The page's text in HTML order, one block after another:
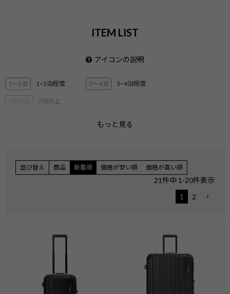
ITEM LIST
アイコンの説明
1〜2泊 1~2泊程度 3〜4泊 3~4泊程度
5泊以上
3Way キャリーオン機能
ショルダー
機内持ち込みサイズ
もっと見る
並び替え 商品 新着順 価格が安い順 価格が高い順
21件中 1 -20件表示
1
2